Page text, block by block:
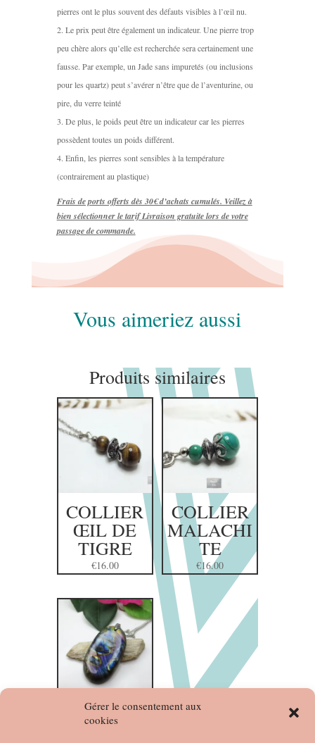
Gérer le consentement aux
cookies
pierres ont le plus souvent des défauts visibles à l’œil nu.
Le prix peut être également un indicateur. Une pierre trop
peu chère alors qu’elle est recherchée sera certainement une
fausse. Par exemple, un Jade sans impuretés (ou inclusions
pour les quartz) peut s’avérer n’être que de l’aventurine, ou
pire, du verre teinté
De plus, le poids peut être un indicateur car les pierres
possèdent toutes un poids différent.
Enfin, les pierres sont sensibles à la température
(contrairement au plastique)
Frais de ports offerts dès 30€ d’achats cumulés. Veillez à
bien sélectionner le tarif Livraison gratuite lors de votre
passage de commande.
Vous aimeriez aussi
Produits similaires
COLLIER
ŒIL DE
TIGRE
€16.00
COLLIER
MALACHI
TE
€16.00
PENDENTI
F